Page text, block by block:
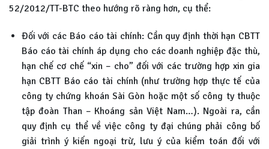
52/2012/TT-BTC theo hướng rõ ràng hơn, cụ thể:
Đối với các Báo cáo tài chính: Cần quy định thời hạn CBTT
Báo cáo tài chính áp dụng cho các doanh nghiệp đặc thù,
hạn chế cơ chế “xin – cho” đối với các trường hợp xin gia
hạn CBTT Báo cáo tài chính (như trường hợp thực tế của
công ty chứng khoán Sài Gòn hoặc một số công ty thuộc
tập đoàn Than – Khoáng sản Việt Nam…). Ngoài ra, cần
quy định cụ thể về việc công ty đại chúng phải công bố
giải trình ý kiến ngoại trừ, lưu ý của kiểm toán đối với